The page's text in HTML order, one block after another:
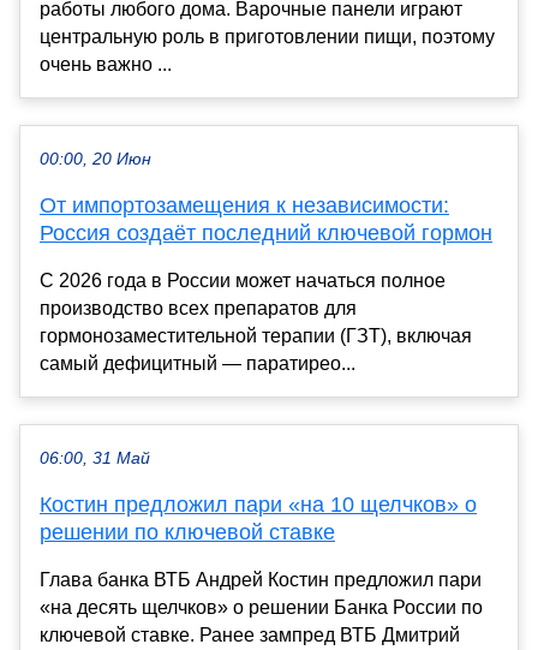
работы любого дома. Варочные панели играют
центральную роль в приготовлении пищи, поэтому
очень важно ...
00:00, 20 Июн
От импортозамещения к независимости:
Россия создаёт последний ключевой гормон
С 2026 года в России может начаться полное
производство всех препаратов для
гормонозаместительной терапии (ГЗТ), включая
самый дефицитный — паратирео...
06:00, 31 Май
Костин предложил пари «на 10 щелчков» о
решении по ключевой ставке
Глава банка ВТБ Андрей Костин предложил пари
«на десять щелчков» о решении Банка России по
ключевой ставке. Ранее зампред ВТБ Дмитрий